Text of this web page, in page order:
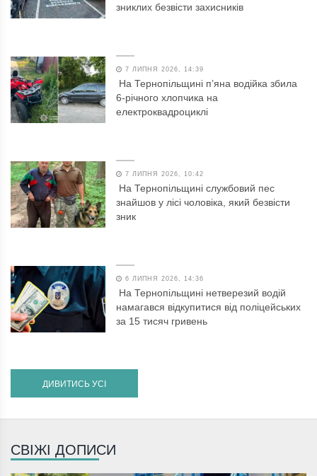
зниклих безвісти захисників
7 ЛИПНЯ 2026, 14:39
На Тернопільщині п’яна водійка збила
6-річного хлопчика на
електроквадроциклі
7 ЛИПНЯ 2026, 10:42
На Тернопільщині службовий пес
знайшов у лісі чоловіка, який безвісти
зник
6 ЛИПНЯ 2026, 14:36
На Тернопільщині нетверезий водій
намагався відкупитися від поліцейських
за 15 тисяч гривень
ДИВИТИСЬ УСІ
СВІЖІ ДОПИСИ